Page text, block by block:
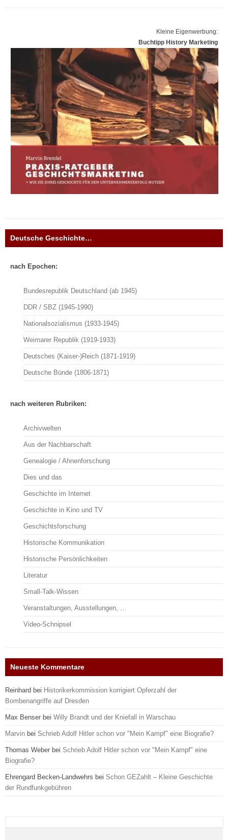
Kleine Eigenwerbung:
Buchtipp History Marketing
Deutsche Geschichte…
nach Epochen:
Bundesrepublik Deutschland (ab 1945)
DDR / SBZ (1945-1990)
Nationalsozialismus (1933-1945)
Weimarer Republik (1919-1933)
Deutsches (Kaiser-)Reich (1871-1919)
Deutsche Bünde (1806-1871)
nach weiteren Rubriken:
Archivwelten
Aus der Nachbarschaft
Genealogie / Ahnenforschung
Dies und das
Geschichte im Internet
Geschichte in Kino und TV
Geschichtsforschung
Historische Kommunikation
Historische Persönlichkeiten
Literatur
Small-Talk-Wissen
Veranstaltungen, Ausstellungen, …
Video-Schnipsel
Neueste Kommentare
Reinhard bei Historikerkommission korrigiert Opferzahl der
Bombenangriffe auf Dresden
Max Benser bei Willy Brandt und der Kniefall in Warschau
Marvin bei Schrieb Adolf Hitler schon vor "Mein Kampf" eine Biografie?
Thomas Weber bei Schrieb Adolf Hitler schon vor "Mein Kampf" eine
Biografie?
Ehrengard Becken-Landwehrs bei Schon GEZahlt – Kleine Geschichte
der Rundfunkgebühren